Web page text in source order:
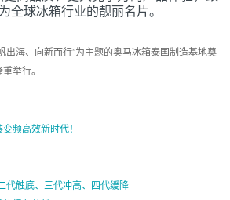
全球冰箱行业的靓丽名片。
出海、向新而行”为主题的奥马冰箱泰国制造基地奠
举行。
频高效新时代！
代触底、三代冲高、四代缓降